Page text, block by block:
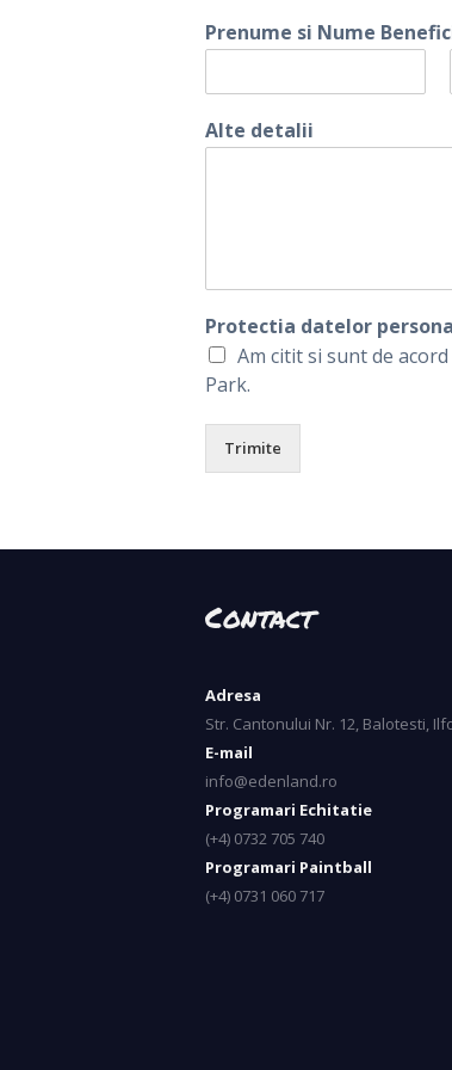
Prenume si Nume
rAlte detalii
Protectia datelor
Am citit si sunt de
Park.
Trimite
Contact
Adresa
Str. Cantonului Nr. 12, Balotesti,
E-mail
info@edenland.ro
Programari Echitatie
(+4) 0732 705 740
Programari Paintball
(+4) 0731 060 717